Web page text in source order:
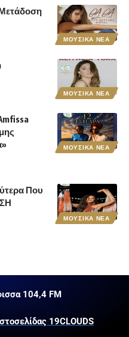
ΜΟΥΣΙΚΑ ΝΕΑ
ΜΟΥΣΙΚΑ ΝΕΑ
ΜΟΥΣΙΚΑ ΝΕΑ
ΜΟΥΣΙΚΑ ΝΕΑ
Που
104,4 FM
19CLOUDS